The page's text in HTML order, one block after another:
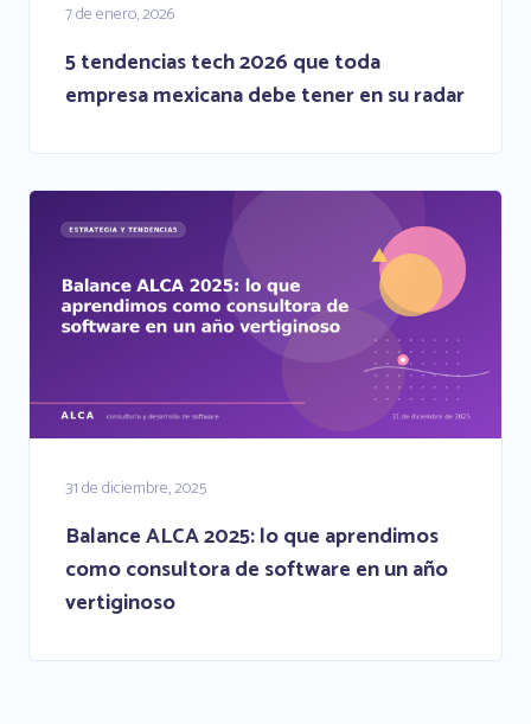
7 de enero, 2026
5 tendencias tech 2026 que toda
empresa mexicana debe tener en su radar
31 de diciembre, 2025
Balance ALCA 2025: lo que aprendimos
como consultora de software en un año
vertiginoso